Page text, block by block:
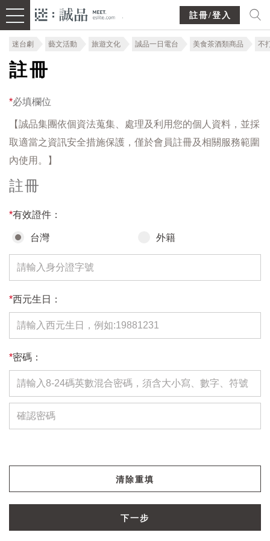
註冊/登入
迷台劇 藝文活動 旅遊文化 誠品一日電台 美食茶酒類商品 不
註冊
*必填欄位
【誠品集團依個資法蒐集、處理及利用您的個人資料，並採
取適當之資訊安全措施保護，僅於會員註冊及相關服務範圍
內使用。】
註冊
*有效證件：
台灣 外籍
*西元生日：
*密碼：